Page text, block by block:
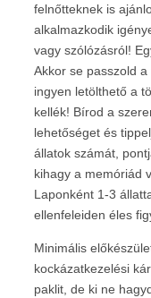
felnőtteknek is
alkalmazkodik
vagy szólózásról!
Akkor se passzold
ingyen letölthető a
kellék! Bírod a
lehetőséget és
állatok számát,
kihagy a memóriád
Laponként 1-3
ellenfeleiden éles
Minimális
kockázatkezelési
paklit, de ki ne